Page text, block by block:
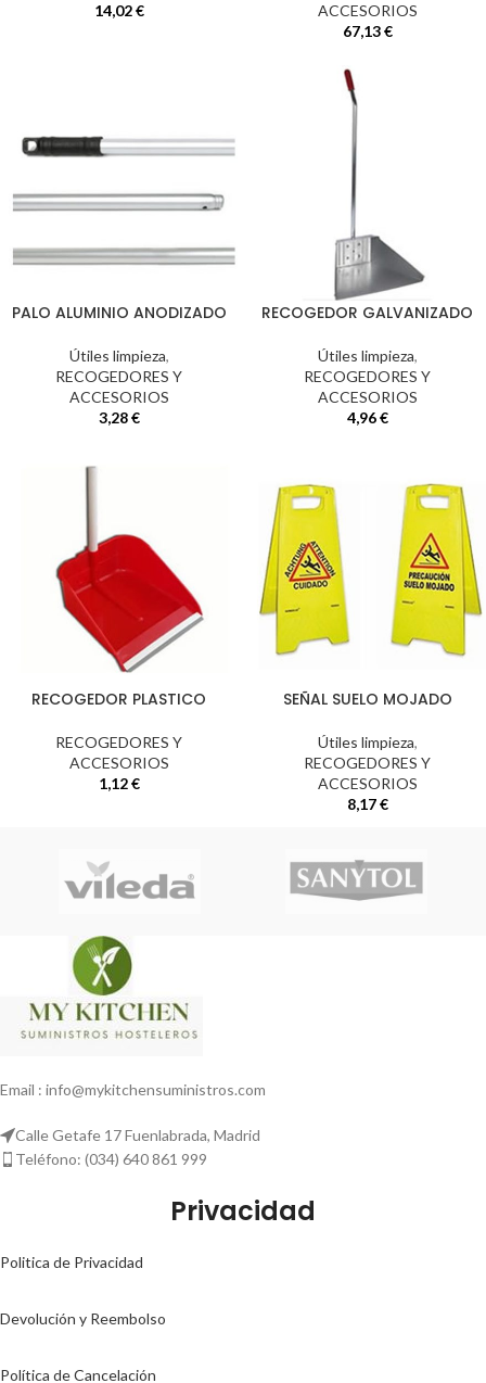
14,02€
ACCESORIOS
67,13€
PALO ALUMINIO ANODIZADO
Útiles limpieza,
RECOGEDORES Y
ACCESORIOS
3,28€
RECOGEDOR GALVANIZADO
Útiles limpieza,
RECOGEDORES Y
ACCESORIOS
4,96€
RECOGEDOR PLASTICO
RECOGEDORES Y
ACCESORIOS
1,12€
SEÑAL SUELO MOJADO
Útiles limpieza,
RECOGEDORES Y
ACCESORIOS
8,17€
Email : info@mykitchensuministros.com
Calle Getafe 17 Fuenlabrada, Madrid
Teléfono: (034) 640 861 999
Privacidad
Politica de Privacidad
Devolución y Reembolso
Política de Cancelación